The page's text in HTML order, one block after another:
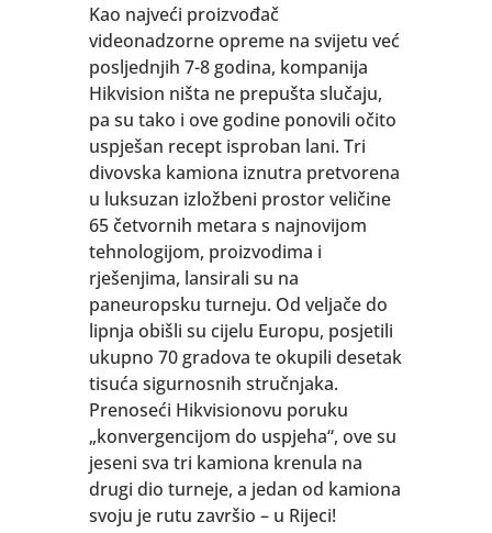
Kao najveći proizvođač
videonadzorne opreme na svijetu već
posljednjih 7-8 godina, kompanija
Hikvision ništa ne prepušta slučaju,
pa su tako i ove godine ponovili očito
uspješan recept isproban lani. Tri
divovska kamiona iznutra pretvorena
u luksuzan izložbeni prostor veličine
65 četvornih metara s najnovijom
tehnologijom, proizvodima i
rješenjima, lansirali su na
paneuropsku turneju. Od veljače do
lipnja obišli su cijelu Europu, posjetili
ukupno 70 gradova te okupili desetak
tisuća sigurnosnih stručnjaka.
Prenoseći Hikvisionovu poruku
„konvergencijom do uspjeha“, ove su
jeseni sva tri kamiona krenula na
drugi dio turneje, a jedan od kamiona
svoju je rutu završio – u Rijeci!